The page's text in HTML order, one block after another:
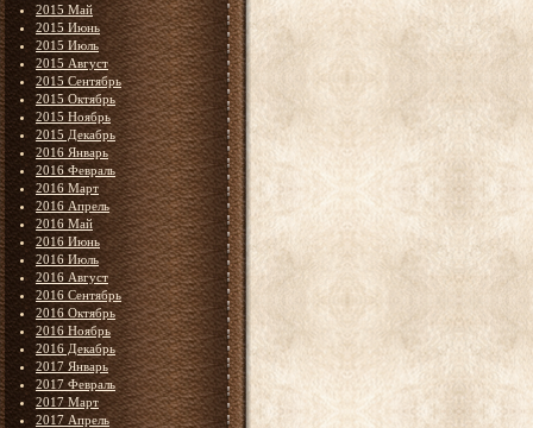
2015 Май
2015 Июнь
2015 Июль
2015 Август
2015 Сентябрь
2015 Октябрь
2015 Ноябрь
2015 Декабрь
2016 Январь
2016 Февраль
2016 Март
2016 Апрель
2016 Май
2016 Июнь
2016 Июль
2016 Август
2016 Сентябрь
2016 Октябрь
2016 Ноябрь
2016 Декабрь
2017 Январь
2017 Февраль
2017 Март
2017 Апрель